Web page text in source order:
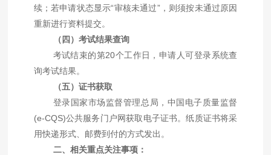
续；若申请状态显示“审核未通过”，则须按未通过原因
重新进行资料提交。
（四）考试结果查询
考试结束的第20个工作日，申请人可登录系统查
询考试结果。
（五）证书获取
登录国家市场监督管理总局，中国电子质量监督
(e-CQS)公共服务门户网获取电子证书。纸质证书将采
用快递形式、邮费到付的方式发出。
二、相关重点关注事项：